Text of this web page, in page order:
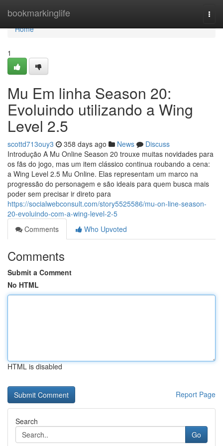
bookmarkinglife
Home
Home
1
Mu Em linha Season 20:
Evoluindo utilizando a Wing
Level 2.5
scottd713ouy3 358 days ago News
Discuss
Introdução A Mu Online Season 20 trouxe muitas novidades para
os fãs do jogo, mas um item clássico continua roubando a cena:
a Wing Level 2.5 Mu Online. Elas representam um marco na
progressão do personagem e são ideais para quem busca mais
poder sem precisar ir direto para
https://socialwebconsult.com/story5525586/mu-on-line-season-
20-evoluindo-com-a-wing-level-2-5
Comments
Who Upvoted
Comments
Submit a Comment
No HTML
HTML is disabled
Report Page
Search
Go